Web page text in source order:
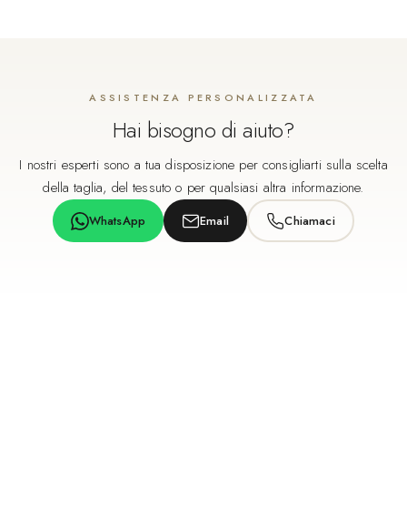
ASSISTENZA PERSONALIZZATA
Hai bisogno di aiuto?
I nostri esperti sono a tua disposizione per consigliarti sulla scelta
della taglia, del tessuto o per qualsiasi altra informazione.
WhatsApp Email Chiamaci